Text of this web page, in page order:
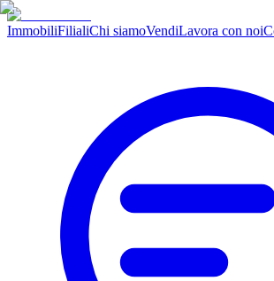
ImmobiliFilialiChi siamoVendiLavora con noi